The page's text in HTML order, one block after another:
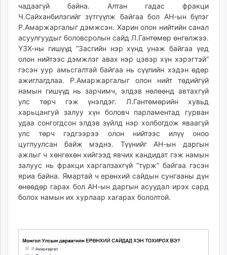
shudarga.mn
shuurhai.mn
unuudur.mn
isee.mn
fact.mn
itoim.mn
tumen.mn
shuum.mn
times.mn
tvmongolia.mn
mass.mn
unegui.mn
assa.mn
toim.mn
unread.today
чадаагүй байна. Алтан гадас фракци
Ч.Сайханбилэгийг зүтгүүлж байгаа бол АН-ын бүлэг
Р.Амаржаргалыг дэмжсэн. Харин олон нийтийн санал
асуулгуудыг боловсролын сайд Л.Гантөмөр өнгөлжээ.
ҮЗХ-ны гишүүд “Засгийн нэр хүнд унаж байгаа үед
олон нийтээс дэмжлэг авах нэр цэвэр хүн хэрэгтэй”
гэсэн уур амьсгалтай байгаа нь сүүлийн хэдэн өдөр
ажиглагдлаа. Р.Амаржаргалыг олон нийт төдийгүй
намын гишүүд нь зарчимч, элдэв нөлөөнд автахгүй
улс төрч гэж үнэлдэг. Л.Гантөмөрийн хувьд
харьцангуй залуу хүн боловч парламентад гурван
удаа сонгогдсон элдэв зүйлд нэр холбогдож яваагүй
улс төрч гэдгээрээ олон нийтээс илүү оноо
цуглуулсан байж мэднэ. Түүнийг АН-ын даргын
ажлыг ч хөнгөхөн хийгээд явчих кандидат гэж намын
залуус нь фракци харгалзахгүй “түрж” байгаа гэсэн
яриа байна. Ямартай ч ерөнхий сайдын сунгааны дүн
өнөөдөр гарах бол АН-ын даргын асуудал ирэх сард
болох намын их хурлаар хагарах бололтой.